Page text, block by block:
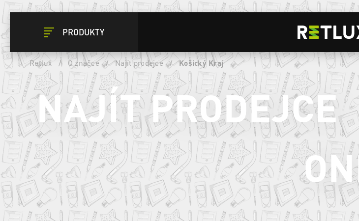
PRODUKTY
Retlux / O značce / Najít prodejce / Košický Kraj
NAJÍT PRODEJCE